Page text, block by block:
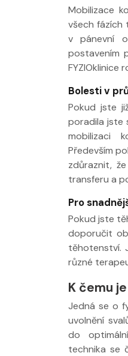
Mobilizace
všech fázích
v pánevní
postavením
FYZIOklinice
Bolesti v
Pokud jste
poradila jste
mobilizaci
Především
zdůraznit,
transferu a
Pro
Pokud jste
doporučit
těhotenství.
různé
K čemu
Jedná se o
uvolnění
do
technika se
Nabídka
FYZIOklinice
Nabídka